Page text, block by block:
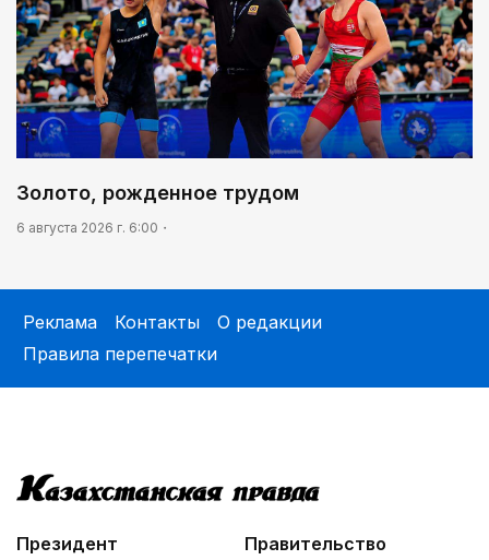
Золото, рожденное трудом
6 августа 2026 г. 6:00
Реклама Контакты
О редакции
Правила перепечатки
Президент
Правительство